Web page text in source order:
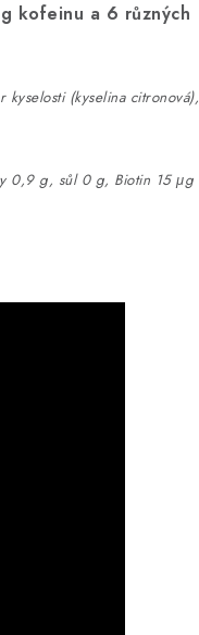
kofeinu a 6 různých
(kyselina citronová),
0,9 g, sůl 0 g, Biotin 15 μg